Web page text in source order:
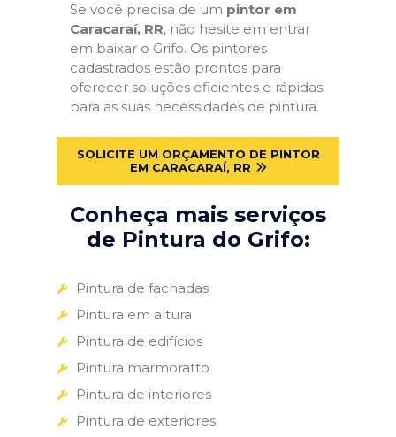
Se você precisa de um pintor em
Caracaraí, RR, não hesite em entrar
em baixar o Grifo. Os pintores
cadastrados estão prontos para
oferecer soluções eficientes e rápidas
para as suas necessidades de pintura.
SOLICITE UM ORÇAMENTO DE PINTOR
EM CARACARAÍ, RR
Conheça mais serviços
de Pintura do Grifo:
Pintura de fachadas
Pintura em altura
Pintura de edifícios
Pintura marmoratto
Pintura de interiores
Pintura de exteriores